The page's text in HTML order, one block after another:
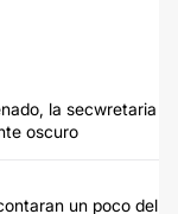
la secwretaria
oscuro
un poco del